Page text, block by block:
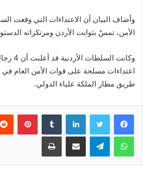
وأضاف البيان أن الاعتداءات التي وقعت
الأمن، تمسّ بثوابت الأردن ومرتكزاته
وكانت
اعتداءات مسلحة على قوات الأمن العام
طريق مطار الملكة علياء الدولي.
فيسبوك تويتر لينكدإن
واتساب تيلقرام مشاركة عبر البريد طباعة